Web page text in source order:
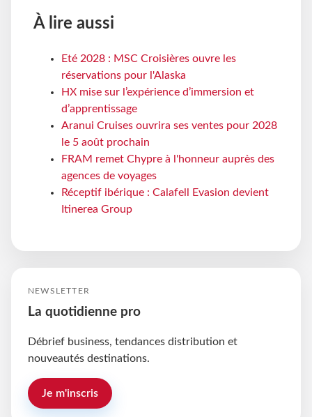
À lire aussi
Eté 2028 : MSC Croisières ouvre les
réservations pour l'Alaska
HX mise sur l’expérience d’immersion et
d’apprentissage
Aranui Cruises ouvrira ses ventes pour 2028
le 5 août prochain
FRAM remet Chypre à l'honneur auprès des
agences de voyages
Réceptif ibérique : Calafell Evasion devient
Itinerea Group
NEWSLETTER
La quotidienne pro
Débrief business, tendances distribution et
nouveautés destinations.
Je m'inscris